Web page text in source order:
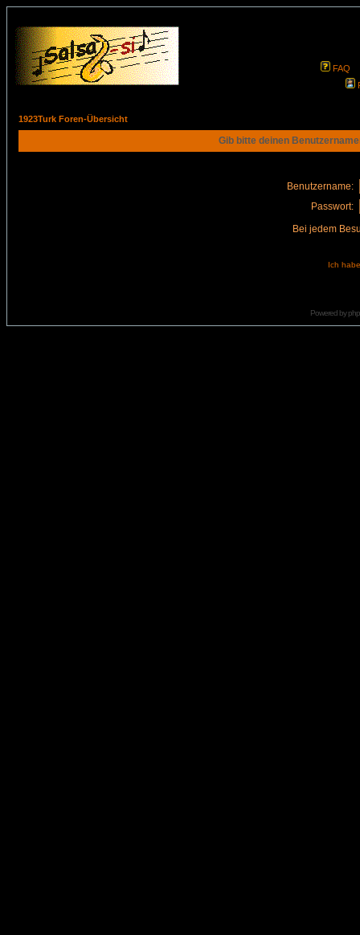
FAQ
1923Turk Foren-Übersicht
Gib bitte deinen
Benutzername:
Passwort:
Bei jedem
Ich
Powered by